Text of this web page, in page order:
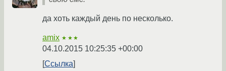
да хоть каждый день по несколько.
amix ★★★
04.10.2015 10:25:35 +00:00
Ссылка